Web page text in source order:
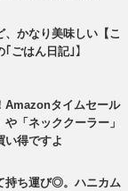
、かなり美味しい【こ
｢ごはん日記｣】
Amazonタイムセール
「ネッククーラー」
い得ですよ
持ち運び◎。ハニカム